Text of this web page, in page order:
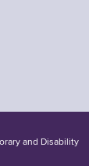
and Disability